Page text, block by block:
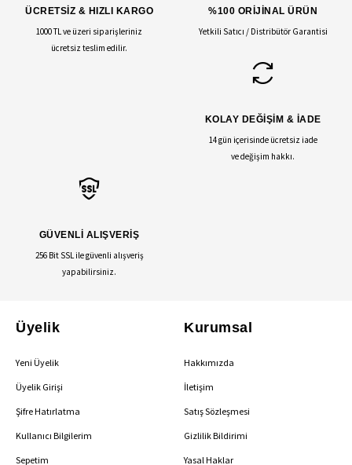
ÜCRETSİZ & HIZLI KARGO
1000 TL ve üzeri siparişleriniz
ücretsiz teslim edilir.
%100 ORİJİNAL ÜRÜN
Yetkili Satıcı / Distribütör Garantisi
KOLAY DEĞİŞİM & İADE
14 gün içerisinde ücretsiz iade
ve değişim hakkı.
GÜVENLİ ALIŞVERİŞ
256 Bit SSL ile güvenli alışveriş
yapabilirsiniz.
Üyelik
Yeni Üyelik
Üyelik Girişi
Şifre Hatırlatma
Kullanıcı Bilgilerim
Sepetim
Kurumsal
Hakkımızda
İletişim
Satış Sözleşmesi
Gizlilik Bildirimi
Yasal Haklar